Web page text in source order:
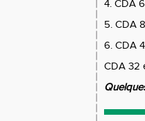
4. CDA
5. CDA
6. CDA
CDA 32